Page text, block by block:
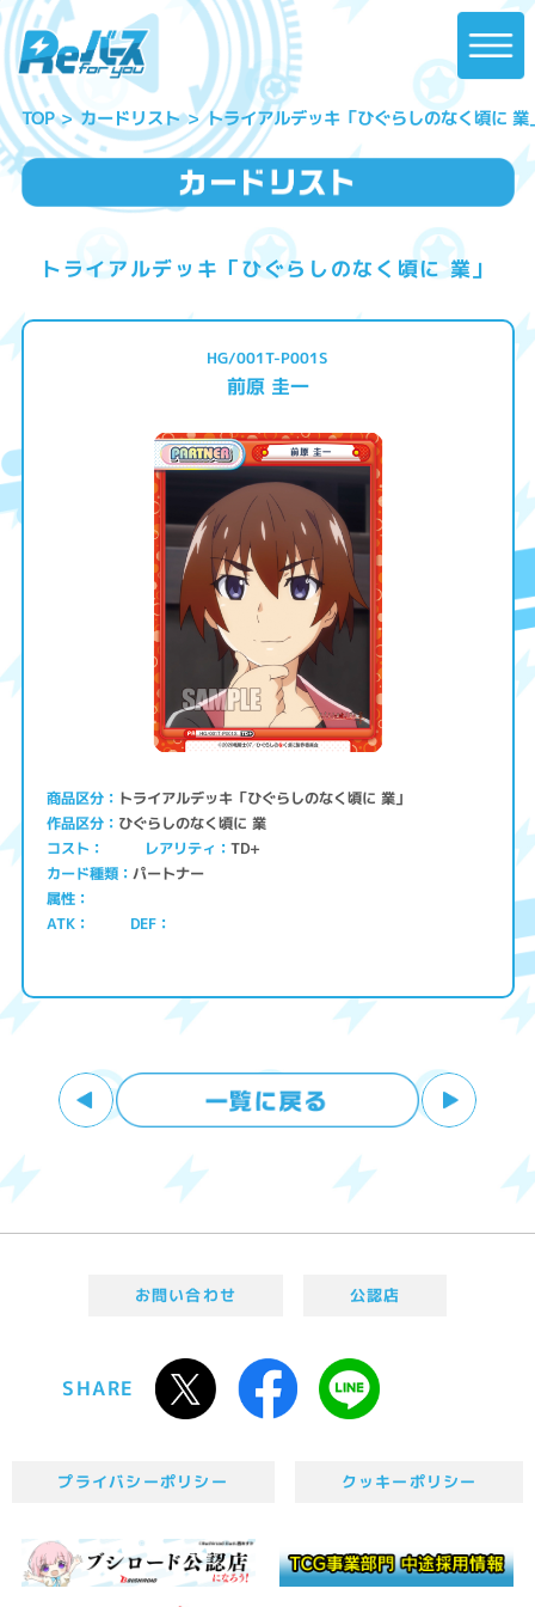
TOP カードリスト トライアルデッキ「ひぐらしのなく頃に 業
トライアルデッキ「ひぐらしのなく頃に 業」
HG/001T-P001S
前原 圭一
商品区分 トライアルデッキ「ひぐらしのなく頃に 業」
作品区分 ひぐらしのなく頃に 業
コスト レアリティ TD+
カード種類 パートナー
属性
ATK
DEF
お問い合わせ 公認店
SHARE
プライバシーポリシー クッキーポリシー